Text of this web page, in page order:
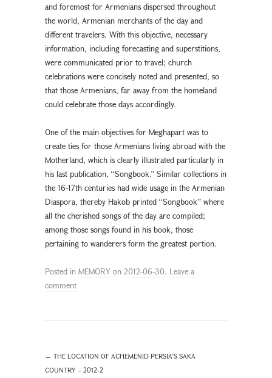
and foremost for Armenians dispersed throughout
the world, Armenian merchants of the day and
different travelers. With this objective, necessary
information, including forecasting and superstitions,
were communicated prior to travel; church
celebrations were concisely noted and presented, so
that those Armenians, far away from the homeland
could celebrate those days accordingly.
One of the main objectives for Meghapart was to
create ties for those Armenians living abroad with the
Motherland, which is clearly illustrated particularly in
his last publication, “Songbook.” Similar collections in
the 16-17th centuries had wide usage in the Armenian
Diaspora, thereby Hakob printed “Songbook” where
all the cherished songs of the day are compiled;
among those songs found in his book, those
pertaining to wanderers form the greatest portion.
Posted in MEMORY on 2012-06-30. Leave a
comment
← THE LOCATION OF ACHEMENID PERSIA’S SAKA
COUNTRY – 2012-2